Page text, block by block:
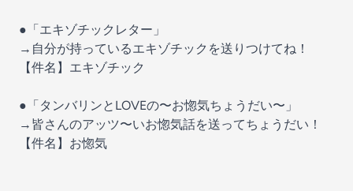
●「エキゾチックレター」
→自分が持っているエキゾチックを送りつけてね！
【件名】エキゾチック
●「タンバリンとLOVEの〜お惚気ちょうだい〜」
→皆さんのアッツ〜いお惚気話を送ってちょうだい！
【件名】お惚気